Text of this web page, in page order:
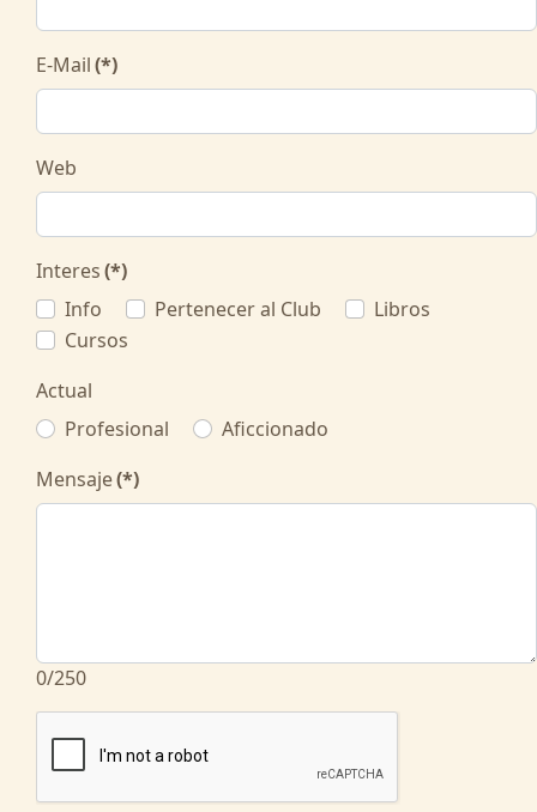
E-Mail(*)
Web
Interes(*)
Info
Pertenecer al Club
Libros
Cursos
Actual
Profesional
Aficcionado
Mensaje(*)
0/250